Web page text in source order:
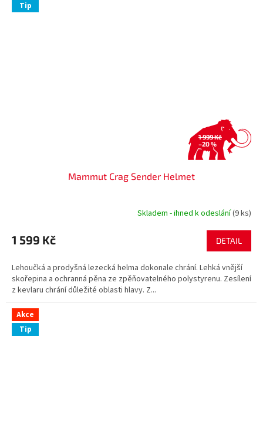
Tip
1 999 Kč
–20 %
Mammut Crag Sender Helmet
Skladem - ihned k odeslání(9 ks)
1 599 Kč DETAIL
Lehoučká a prodyšná lezecká helma dokonale chrání. Lehká vnější
skořepina a ochranná pěna ze zpěňovatelného polystyrenu. Zesílení
z kevlaru chrání důležité oblasti hlavy. Z...
Akce
Tip